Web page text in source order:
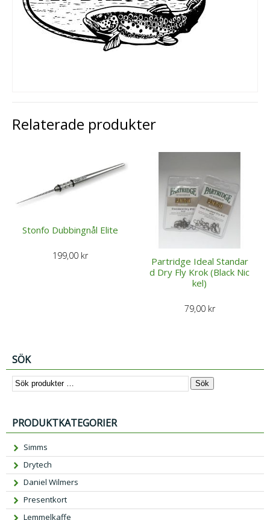
Relaterade produkter
Stonfo Dubbingnål Elite
199,00 kr
Partridge Ideal Standar
d Dry Fly Krok (Black Nic
kel)
79,00 kr
SÖK
Sök
PRODUKTKATEGORIER
Simms
Drytech
Daniel Wilmers
Presentkort
Lemmelkaffe